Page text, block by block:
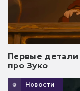
Первые
про Зуко
Новости